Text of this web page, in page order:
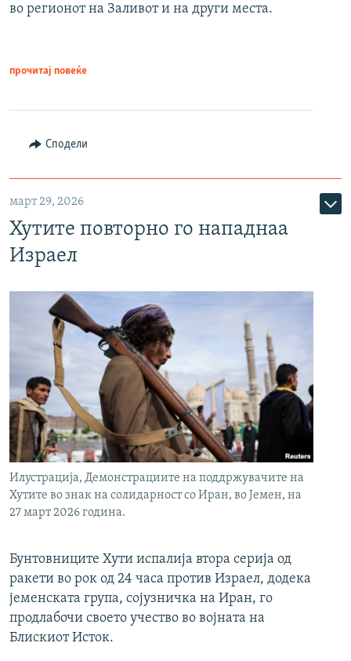
во регионот на Заливот и на други места.
прочитај повеќе
Сподели
март 29, 2026
Хутите повторно го нападнаа
Израел
Илустрација, Демонстрациите на поддржувачите на
Хутите во знак на солидарност со Иран, во Јемен, на
27 март 2026 година.
Бунтовниците Хути испалија втора серија од
ракети во рок од 24 часа против Израел, додека
јеменската група, сојузничка на Иран, го
продлабочи своето учество во војната на
Блискиот Исток.